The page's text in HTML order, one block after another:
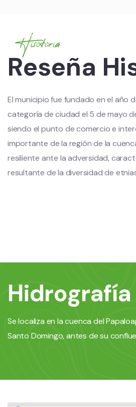
Hisotoria
Reseña
El municipio fue fundado en el año
categoría de ciudad el 5 de mayo
siendo el punto de comercio e
importante de la región de la
resiliente ante la adversidad,
resultante de la diversidad de
Hidrografía
Se localiza en la cuenca del
Santo Domingo, antes de su